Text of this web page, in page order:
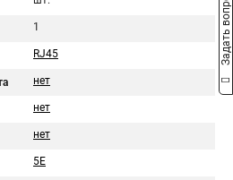
1
RJ45
нет
нет
нет
5E
Задать вопрос